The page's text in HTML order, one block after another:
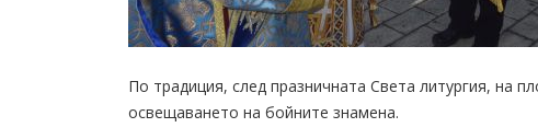
По традиция, след празничната Света литургия, на
освещаването на бойните знамена.